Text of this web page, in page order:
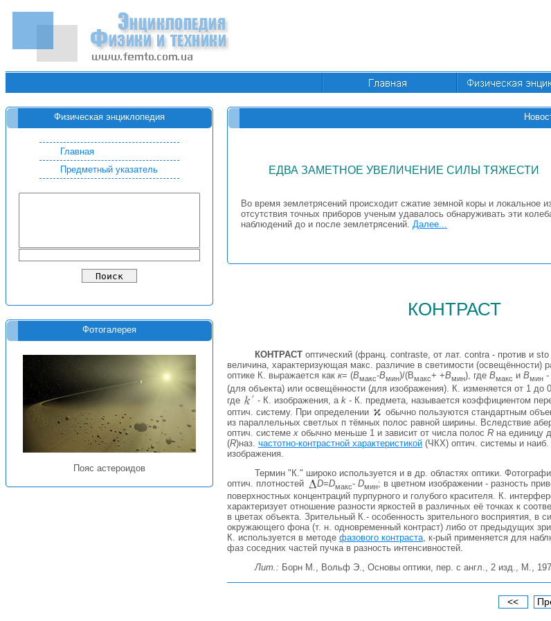
Физическая энциклопедия
Главная
Предметный указатель
Фотогалерея
Пояс астероидов
ЕДВА ЗАМЕТНОЕ УВЕЛИЧЕНИЕ СИЛЫ ТЯЖЕСТИ
Во время землетрясений происходит сжатие земной коры и локальное
отсутствия точных приборов ученым удавалось обнаруживать эти
наблюдений до и после землетрясений. Далее...
контраст
КОНТРАСТ оптический (франц. contraste, от лат. contra - против и
величина, характеризующая макс. различие в светимости (освещённости)
оптике К. выражается как к= (Вмакс-Вмин)/(Вмакс+ +Вмин), где Вмакс и Вмин -
(для объекта) или освещённости (для изображения). К. изменяется от 1 до
где
- К. изображения, a k - К. предмета, называется коэффициентом
оптич. систему. При определении
обычно пользуются стандартным
из параллельных светлых п тёмных полос равной ширины. Вследствие
оптич. системех обычно меньше 1 и зависит от числа полос R на единицу
(R)наз. частотно-контрастной характеристикой (ЧКХ) оптич. системы и наиб.
изображения.
Термин "К." широко используется и в др. областях оптики.
оптич. плотностей
D=Dмакс- Dмин; в цветном изображении - разность
поверхностных концентраций пурпурного и голубого красителя. К.
характеризует отношение разности яркостей в различных её точках к
в цветах объекта. Зрительный К.- особенность зрительного восприятия, в
окружающего фона (т. н. одновременный контраст) либо от предыдущих
К. используется в методе фазового контраста, к-рый применяется для
фаз соседних частей пучка в разность интенсивностей.
Лит.: Борн М., Вольф Э., Основы оптики, пер. с англ., 2 изд., М.,
<<